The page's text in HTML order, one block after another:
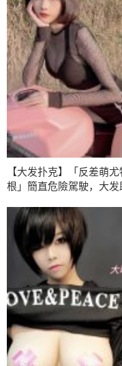
【大发扑克】「反差萌
根」簡直危險駕駛，大发